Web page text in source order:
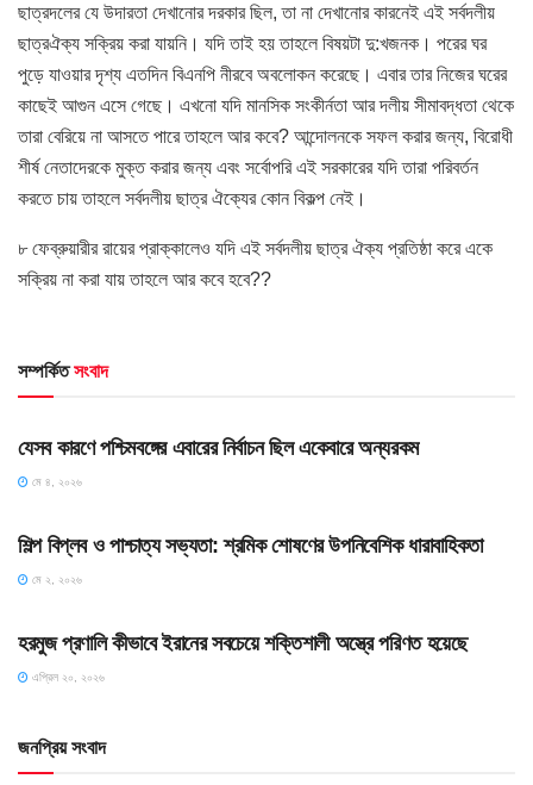
ছাত্রদলের যে উদারতা দেখানোর দরকার ছিল, তা না দেখানোর কারনেই এই সর্বদলীয়
ছাত্রঐক্য সক্রিয় করা যায়নি। যদি তাই হয় তাহলে বিষয়টা দু:খজনক। পরের ঘর
পুড়ে যাওয়ার দৃশ্য এতদিন বিএনপি নীরবে অবলোকন করেছে। এবার তার নিজের ঘরের
কাছেই আগুন এসে গেছে। এখনো যদি মানসিক সংকীর্নতা আর দলীয় সীমাবদ্ধতা থেকে
তারা বেরিয়ে না আসতে পারে তাহলে আর কবে? আন্দোলনকে সফল করার জন্য, বিরোধী
শীর্ষ নেতাদেরকে মুক্ত করার জন্য এবং সর্বোপরি এই সরকারের যদি তারা পরিবর্তন
করতে চায় তাহলে সর্বদলীয় ছাত্র ঐক্যের কোন বিকল্প নেই।
৮ ফেব্রুয়ারীর রায়ের প্রাক্কালেও যদি এই সর্বদলীয় ছাত্র ঐক্য প্রতিষ্ঠা করে একে
সক্রিয় না করা যায় তাহলে আর কবে হবে??
সম্পর্কিতসংবাদ
HOME POST
যেসব কারণে পশ্চিমবঙ্গের এবারের নির্বাচন ছিল একেবারে অন্যরকম
মে ৪, ২০২৬
শিল্প বিপ্লব ও পাশ্চাত্য সভ্যতা: শ্রমিক শোষণের উপনিবেশিক ধারাবাহিকতা
মে ২, ২০২৬
হরমুজ প্রণালি কীভাবে ইরানের সবচেয়ে শক্তিশালী অস্ত্রে পরিণত হয়েছে
এপ্রিল ২০, ২০২৬
জনপ্রিয় সংবাদ